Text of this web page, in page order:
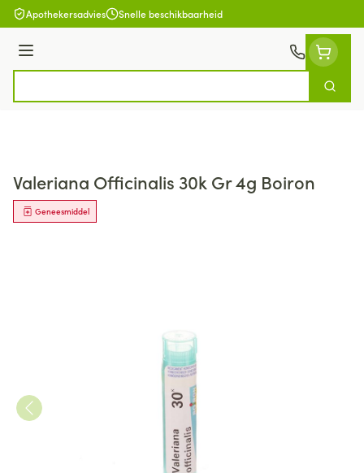
Ga naar de inhoud
Apothekersadvies Snelle beschikbaarheid
Menu
Zoek
Valeriana Officinalis 30k Gr 4g Boiron
Geneesmiddel